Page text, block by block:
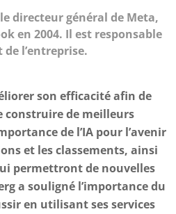
directeur général de Meta,
en 2004. Il est responsable
l’entreprise.
son efficacité afin de
construire de meilleurs
de l’IA pour l’avenir
et les classements, ainsi
permettront de nouvelles
a souligné l’importance du
en utilisant ses services